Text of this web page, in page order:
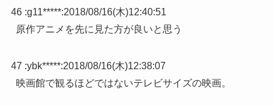
46 :g11*****:2018/08/16(木)12:40:51
原作アニメを先に見た方が良いと思う
47 :ybk*****:2018/08/16(木)12:38:07
映画館で観るほどではないテレビサイズの映画。